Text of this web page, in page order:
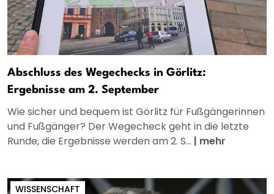
Abschluss des Wegechecks in Görlitz:
Ergebnisse am 2. September
Wie sicher und bequem ist Görlitz für Fußgängerinnen
und Fußgänger? Der Wegecheck geht in die letzte
Runde, die Ergebnisse werden am 2. S... | mehr
WISSENSCHAFT